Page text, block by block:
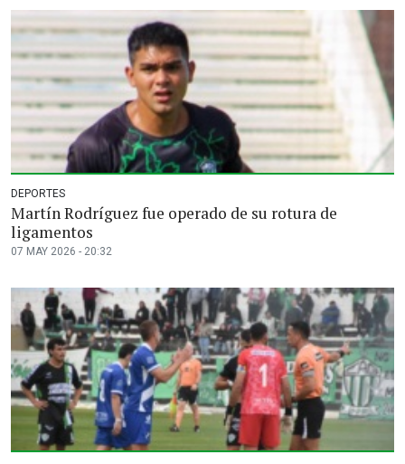
DEPORTES
Martín Rodríguez fue operado de su rotura de
ligamentos
07 MAY 2026 - 20:32